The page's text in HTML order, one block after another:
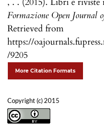
Formazione Open Journal
Retrieved from
https://
/9205
More Citation Formats
Copyright (c) 2015